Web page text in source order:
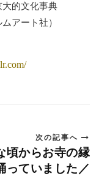
大的文化事典
アート社）
次の記事へ
頃からお寺の縁
っていました／